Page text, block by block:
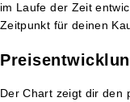
im Laufe der Zeit
Zeitpunkt für deinen
Der Chart zeigt dir den